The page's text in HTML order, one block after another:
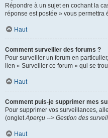
Répondre à un sujet en cochant la
réponse est postée » vous
Haut
Comment surveiller des forums ?
Pour surveiller un forum en
lien « Surveiller ce forum » qui se
Haut
Comment puis-je supprimer mes
Pour supprimer vos surveillances,
(ongletAperçu --> Gestion des
Haut